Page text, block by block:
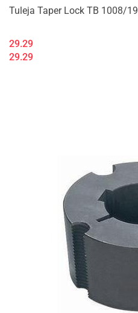
Tuleja Taper Lock TB 1008/19
29.29
29.29